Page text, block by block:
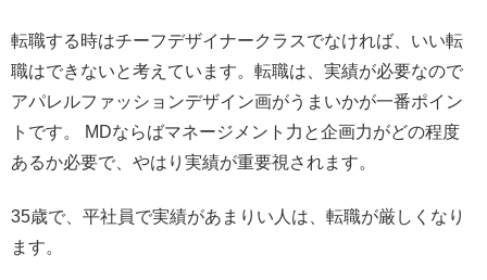
転職する時はチーフデザイナークラスでなければ、いい転
職はできないと考えています。転職は、実績が必要なので
アパレルファッションデザイン画がうまいかが一番ポイン
トです。 MDならばマネージメント力と企画力がどの程度
あるか必要で、やはり実績が重要視されます。
35歳で、平社員で実績があまりい人は、転職が厳しくなり
ます。